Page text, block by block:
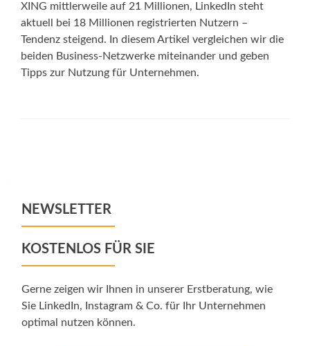
XING mittlerweile auf 21 Millionen, LinkedIn steht
aktuell bei 18 Millionen registrierten Nutzern –
Tendenz steigend. In diesem Artikel vergleichen wir die
beiden Business-Netzwerke miteinander und geben
Tipps zur Nutzung für Unternehmen.
NEWSLETTER
KOSTENLOS FÜR SIE
Gerne zeigen wir Ihnen in unserer Erstberatung, wie
Sie LinkedIn, Instagram & Co. für Ihr Unternehmen
optimal nutzen können.